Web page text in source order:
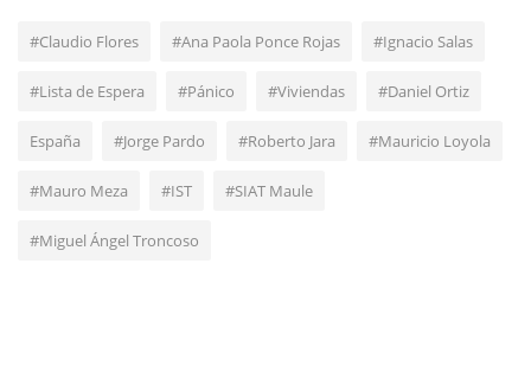
#Claudio Flores #Ana Paola Ponce Rojas #Ignacio Salas
#Lista de Espera #Pánico #Viviendas #Daniel Ortiz
España #Jorge Pardo #Roberto Jara #Mauricio Loyola
#Mauro Meza #IST #SIAT Maule
#Miguel Ángel Troncoso